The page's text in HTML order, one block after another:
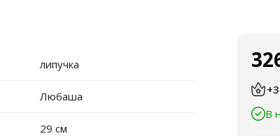
липучка
Любаша
29 см
+3
В